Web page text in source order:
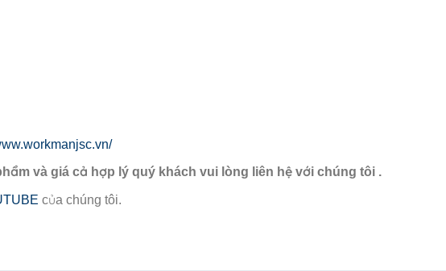
và giá cả hợp lý quý khách vui lòng liên hệ với chúng tôi .
của chúng tôi.